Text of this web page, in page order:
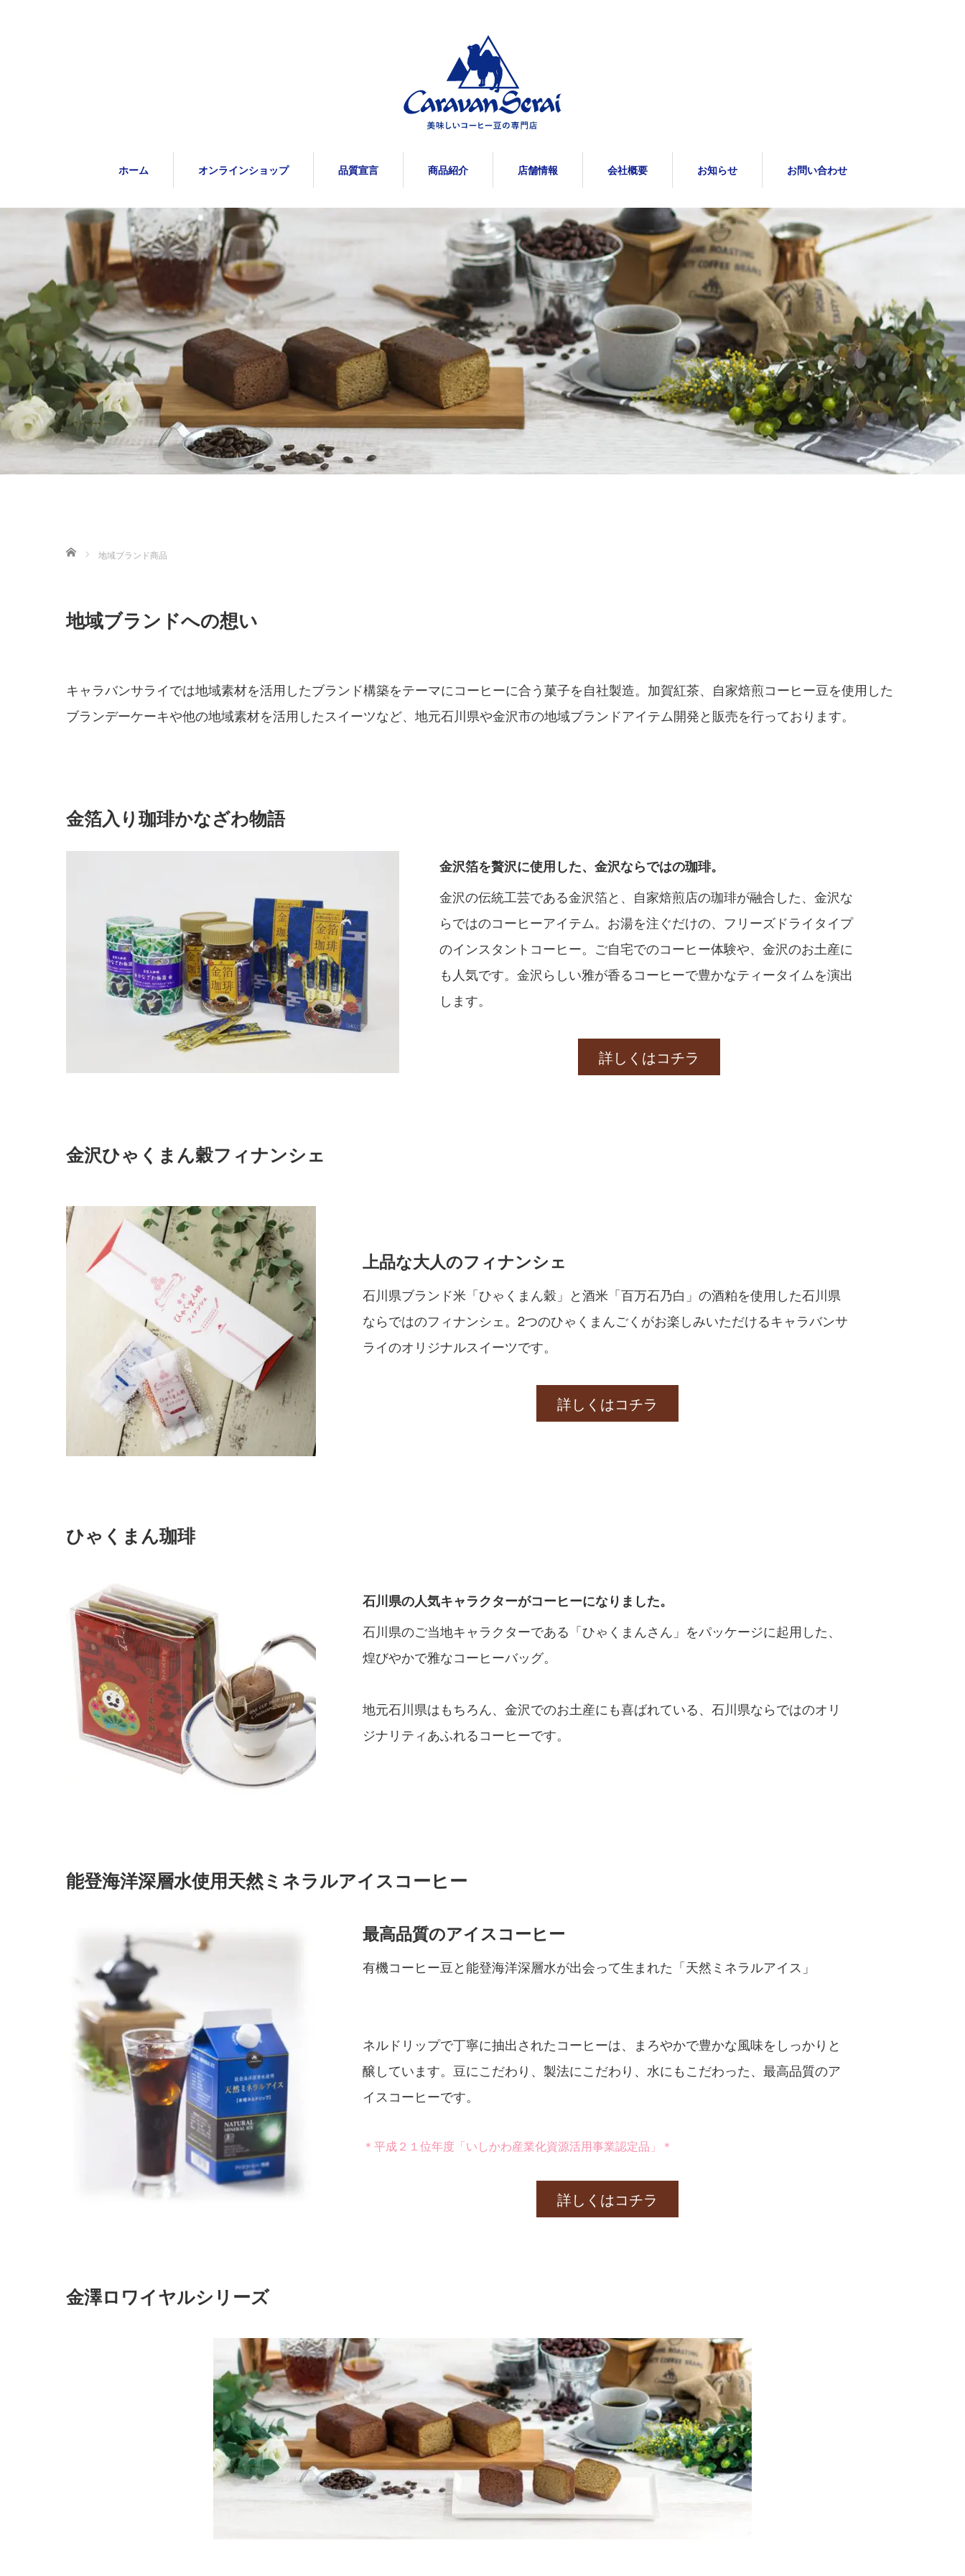
ホーム オンラインショップ 品質宣言 商品紹介 店舗情報 会社概要 お知らせ お問い合わせ
ホーム 地域ブランド商品
地域ブランドへの想い
キャラバンサライでは地域素材を活用したブランド構築をテーマにコーヒーに合う菓子を自社製造。加賀紅茶、自家焙煎コーヒー豆を使用した
ブランデーケーキや他の地域素材を活用したスイーツなど、地元石川県や金沢市の地域ブランドアイテム開発と販売を行っております。
金箔入り珈琲かなざわ物語
金沢箔を贅沢に使用した、金沢ならではの珈琲。
金沢の伝統工芸である金沢箔と、自家焙煎店の珈琲が融合した、金沢な
らではのコーヒーアイテム。お湯を注ぐだけの、フリーズドライタイプ
のインスタントコーヒー。ご自宅でのコーヒー体験や、金沢のお土産に
も人気です。金沢らしい雅が香るコーヒーで豊かなティータイムを演出
します。
詳しくはコチラ
金沢ひゃくまん穀フィナンシェ
上品な大人のフィナンシェ
石川県ブランド米「ひゃくまん穀」と酒米「百万石乃白」の酒粕を使用した石川県
ならではのフィナンシェ。2つのひゃくまんごくがお楽しみいただけるキャラバンサ
ライのオリジナルスイーツです。
詳しくはコチラ
ひゃくまん珈琲
石川県の人気キャラクターがコーヒーになりました。
石川県のご当地キャラクターである「ひゃくまんさん」をパッケージに起用した、
煌びやかで雅なコーヒーバッグ。
地元石川県はもちろん、金沢でのお土産にも喜ばれている、石川県ならではのオリ
ジナリティあふれるコーヒーです。
能登海洋深層水使用天然ミネラルアイスコーヒー
最高品質のアイスコーヒー
有機コーヒー豆と能登海洋深層水が出会って生まれた「天然ミネラルアイス」
ネルドリップで丁寧に抽出されたコーヒーは、まろやかで豊かな風味をしっかりと
醸しています。豆にこだわり、製法にこだわり、水にもこだわった、最高品質のア
イスコーヒーです。
＊平成２１位年度「いしかわ産業化資源活用事業認定品」＊
詳しくはコチラ
金澤ロワイヤルシリーズ